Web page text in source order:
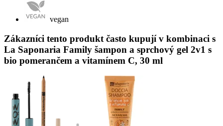
vegan
Zákazníci tento produkt často kupují v kombinaci s
La Saponaria Family šampon a sprchový gel 2v1 s
bio pomerančem a vitamínem C, 30 ml